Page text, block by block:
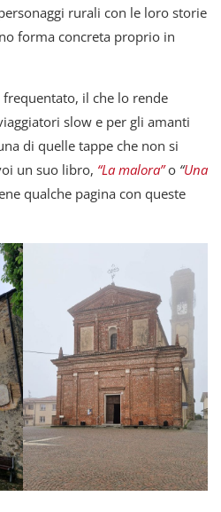
rurali con le loro storie
forma concreta proprio in
il che lo rende
slow e per gli amanti
di quelle tappe che non si
un suo libro, “La malora”o “Una
qualche pagina con queste